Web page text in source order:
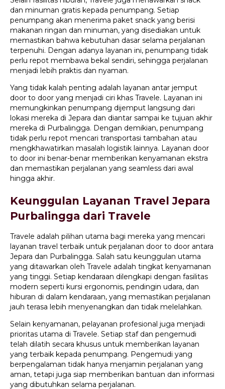
dan minuman gratis kepada penumpang. Setiap
penumpang akan menerima paket snack yang berisi
makanan ringan dan minuman, yang disediakan untuk
memastikan bahwa kebutuhan dasar selama perjalanan
terpenuhi. Dengan adanya layanan ini, penumpang tidak
perlu repot membawa bekal sendiri, sehingga perjalanan
menjadi lebih praktis dan nyaman.
Yang tidak kalah penting adalah layanan antar jemput
door to door yang menjadi ciri khas Travele. Layanan ini
memungkinkan penumpang dijemput langsung dari
lokasi mereka di Jepara dan diantar sampai ke tujuan akhir
mereka di Purbalingga. Dengan demikian, penumpang
tidak perlu repot mencari transportasi tambahan atau
mengkhawatirkan masalah logistik lainnya. Layanan door
to door ini benar-benar memberikan kenyamanan ekstra
dan memastikan perjalanan yang seamless dari awal
hingga akhir.
Keunggulan Layanan Travel Jepara
Purbalingga dari Travele
Travele adalah pilihan utama bagi mereka yang mencari
layanan travel terbaik untuk perjalanan door to door antara
Jepara dan Purbalingga. Salah satu keunggulan utama
yang ditawarkan oleh Travele adalah tingkat kenyamanan
yang tinggi. Setiap kendaraan dilengkapi dengan fasilitas
modern seperti kursi ergonomis, pendingin udara, dan
hiburan di dalam kendaraan, yang memastikan perjalanan
jauh terasa lebih menyenangkan dan tidak melelahkan.
Selain kenyamanan, pelayanan profesional juga menjadi
prioritas utama di Travele. Setiap staf dan pengemudi
telah dilatih secara khusus untuk memberikan layanan
yang terbaik kepada penumpang. Pengemudi yang
berpengalaman tidak hanya menjamin perjalanan yang
aman, tetapi juga siap memberikan bantuan dan informasi
yang dibutuhkan selama perjalanan.